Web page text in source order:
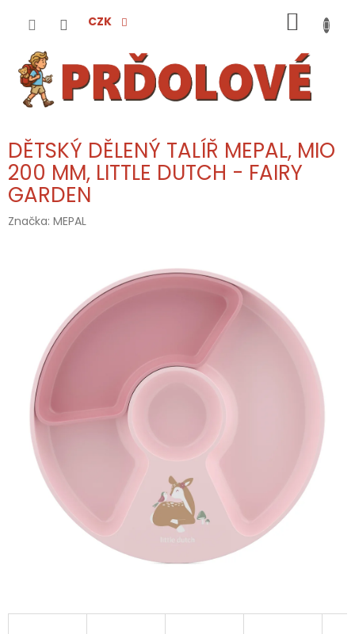
CZK
KOŠÍK
DĚTSKÝ DĚLENÝ TALÍŘ MEPAL, MIO
200 MM, LITTLE DUTCH - FAIRY
GARDEN
Značka: MEPAL